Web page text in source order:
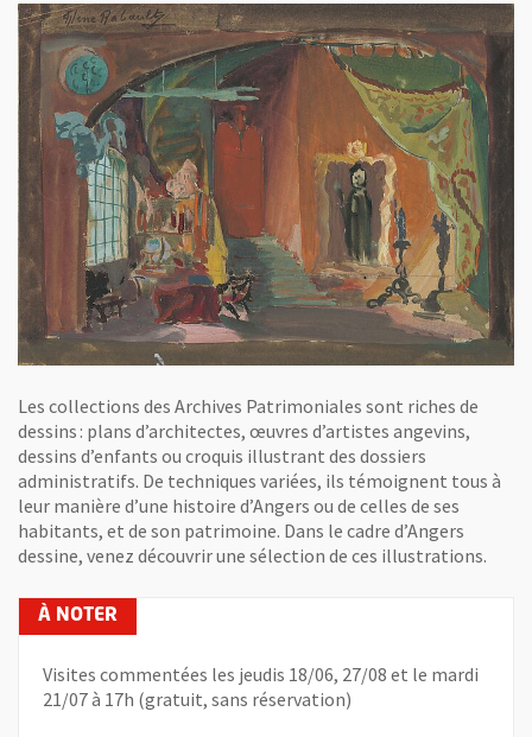
Les collections des Archives Patrimoniales sont riches de
dessins : plans d’architectes, œuvres d’artistes angevins,
dessins d’enfants ou croquis illustrant des dossiers
administratifs. De techniques variées, ils témoignent tous à
leur manière d’une histoire d’Angers ou de celles de ses
habitants, et de son patrimoine. Dans le cadre d’Angers
dessine, venez découvrir une sélection de ces illustrations.
Visites commentées les jeudis 18/06, 27/08 et le mardi
21/07 à 17h (gratuit, sans réservation)